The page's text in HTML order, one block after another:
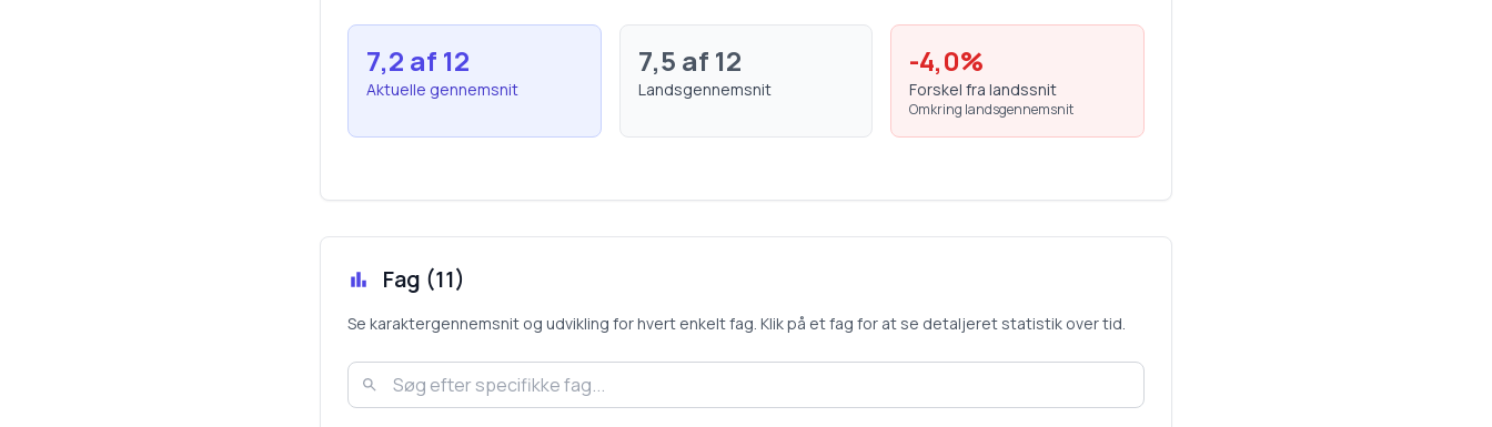
7,2 af 12
Aktuelle gennemsnit
7,5 af 12
Landsgennemsnit
-4,0%
Forskel fra landssnit
Omkring landsgennemsnit
Fag (11)
Se karaktergennemsnit og udvikling for hvert enkelt fag. Klik på et fag for at se detaljeret statistik over tid.